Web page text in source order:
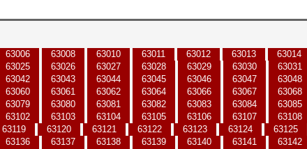
63006 63008 63010 63011 63012 63013 63014
63025 63026 63027 63028 63029 63030 63031
63042 63043 63044 63045 63046 63047 63048
63060 63061 63062 63064 63066 63067 63068
63079 63080 63081 63082 63083 63084 63085
63102 63103 63104 63105 63106 63107 63108
63119 63120 63121 63122 63123 63124 63125
63136 63137 63138 63139 63140 63141 63142